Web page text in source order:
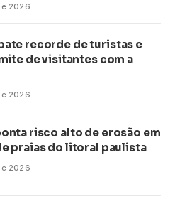
2026
recorde de turistas e
de visitantes com a
2026
risco alto de erosão em
praias do litoral paulista
2026